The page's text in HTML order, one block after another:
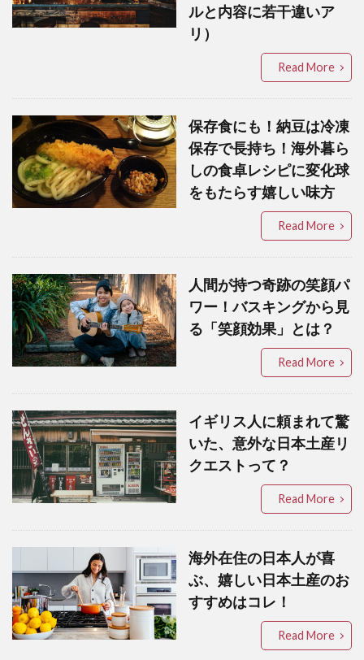
ルと内容に若干違いア
リ）
Read More
保存食にも！納豆は冷凍
保存で長持ち！海外暮ら
しの食卓レシピに変化球
をもたらす嬉しい味方
Read More
人間が持つ奇跡の笑顔パ
ワー！バスキングから見
る「笑顔効果」とは？
Read More
イギリス人に頼まれて驚
いた、意外な日本土産リ
クエストって？
Read More
海外在住の日本人が喜
ぶ、嬉しい日本土産のお
すすめはコレ！
Read More